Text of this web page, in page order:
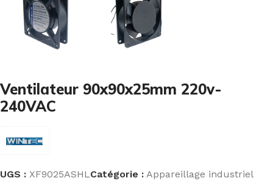
Ventilateur 90x90x25mm 220v-
240VAC
UGS : XF9025ASHLCatégorie : Appareillage industriel